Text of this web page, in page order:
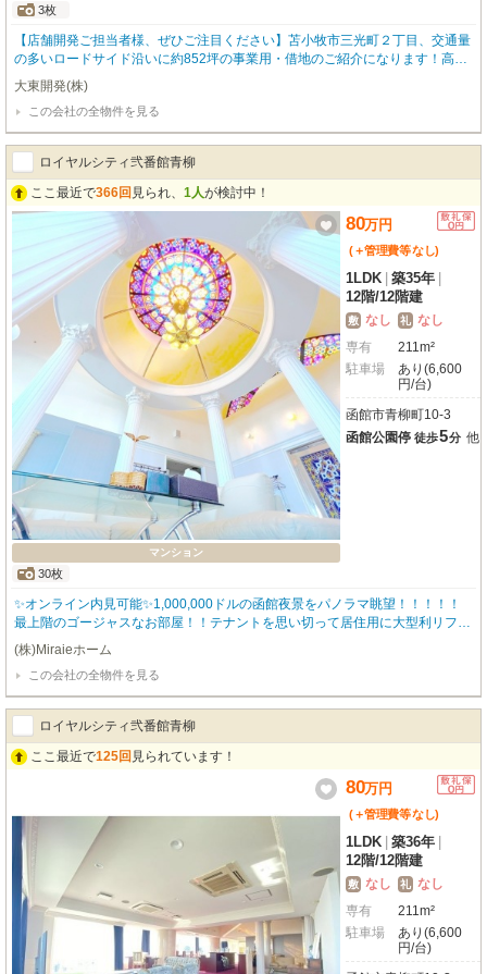
3枚
【店舗開発ご担当者様、ぜひご注目ください】苫小牧市三光町２丁目、交通量
の多いロードサイド沿いに約852坪の事業用・借地のご紹介になります！高い
視認性と集客力が期待でき、店舗、事業所、複合施設、医療施設など、多様な
事業展開に対応可能です。整形された平坦地で借主様にて建築プランも立てや
すく、近隣商業地域に指定されており、建ぺい率80%・容積率200%を確保。
周辺には大手企業様が多数出展されている苫小牧で一番交通量が多い好立地物
件になります。周辺施設も充実しており、事業の利便性も考慮されています。
さらに、当物件は自社所有のため、初期費用を抑えられる仲介手数料ゼロでご
案内！この機会に、未来を拓く事業拠点をご検討ください。詳細はお気軽にお
変お手数ですが、お問合せの際に企業名・ご担当者様の詳細をご提示くださ
大東開発(株)
この会社の全物件を見る
ロイヤルシティ弐番館青柳
ここ最近で366回 見られ、 1人が検討中！
マンション
30枚
80万円
(＋管理費等なし)
1LDK 築35年
12階/12階建
敷 なし 礼 なし
専有
211m²
駐車場
あり(6,600
円/台)
函館市青柳町10-3
函館公園停 徒歩5分 他
✨オンライン内見可能✨1,000,000ドルの函館夜景をパノラマ眺望！！！！！
最上階のゴージャスなお部屋！！テナントを思い切って居住用に大型利リフォ
ーム致しました！！！他にないオンリーワンな高級マンションはエレベーター
付きのオートロック仕様！！ 初期費用をクレジットカードでお支払いいただ
けます🎵 お気軽に当店スタッフまでお問い合わせくださいませ(*^-^*) 経験豊
富なスタッフが対応致します(^^♪ご連絡お待ちしております😊 お問い合わせは
ＴＥＬ０１３８-８３-７２８０㈱Ｍｉｒａｉｅホームまでご連絡下さい🎵
(株)Miraieホーム
この会社の全物件を見る
ロイヤルシティ弐番館青柳
ここ最近で125回 見られています！
80万円
(＋管理費等なし)
1LDK 築36年
12階/12階建
敷 なし 礼 なし
専有
211m²
駐車場
あり(6,600
円/台)